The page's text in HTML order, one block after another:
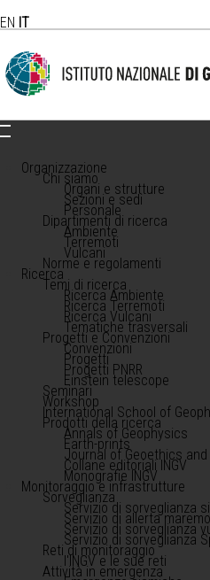
EN IT
Organizzazione
Chi siamo
Organi e strutture
Sezioni e sedi
Personale
Dipartimenti di ricerca
Ambiente
Terremoti
Vulcani
Norme e regolamenti
Ricerca
Temi di ricerca
Ricerca Ambiente
Ricerca Terremoti
Ricerca Vulcani
Tematiche trasversali
Progetti e Convenzioni
Convenzioni
Progetti
Progetti PNRR
Einstein telescope
Seminari
Workshop
International School of
Prodotti della ricerca
Annals of Geophysics
Earth-prints
Journal of Geoethics
Collane editoriali INGV
Monografie INGV
Monitoraggio e infrastrutture
Sorveglianza
Servizio di sorveglianza
Servizio di allerta
Servizio di sorveglianza
Servizio di sorveglianza
Reti di monitoraggio
l'INGV e le sue reti
Attività in emergenza